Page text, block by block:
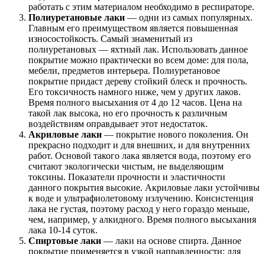
работать с этим материалом необходимо в респираторе.
Полиуретановые лаки — одни из самых популярных.
Главным его преимуществом является повышенная
износостойкость. Самый знаменитый из
полиуретановых — яхтный лак. Использовать данное
покрытие можно практически во всем доме: для пола,
мебели, предметов интерьера. Полиуретановое
покрытие придаст дереву стойкий блеск и прочность.
Его токсичность намного ниже, чем у других лаков.
Время полного высыхания от 4 до 12 часов. Цена на
такой лак высока, но его прочность к различным
воздействиям оправдывает этот недостаток.
Акриловые лаки — покрытие нового поколения. Он
прекрасно подходит и для внешних, и для внутренних
работ. Основой такого лака является вода, поэтому его
считают экологически чистым, не выделяющим
токсины. Показатели прочности и эластичности
данного покрытия высокие. Акриловые лаки устойчивы
к воде и ультрафиолетовому излучению. Консистенция
лака не густая, поэтому расход у него гораздо меньше,
чем, например, у алкидного. Время полного высыхания
лака 10-14 суток.
Спиртовые лаки — лаки на основе спирта. Данное
покрытие применяется в узкой направленности: для